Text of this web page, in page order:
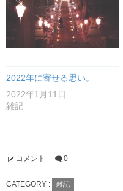
2022年に寄せる思い。
2022年1月11日
雑記
コメント 0
CATEGORY : 雑記